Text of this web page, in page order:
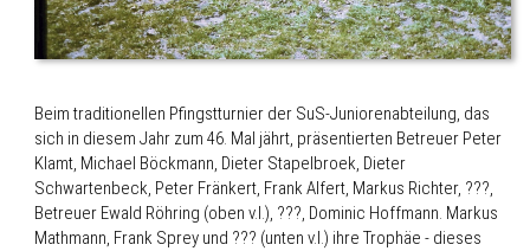
Beim traditionellen Pfingstturnier der SuS-Juniorenabteilung, das
sich in diesem Jahr zum 46. Mal jährt, präsentierten Betreuer Peter
Klamt, Michael Böckmann, Dieter Stapelbroek, Dieter
Schwartenbeck, Peter Fränkert, Frank Alfert, Markus Richter, ???,
Betreuer Ewald Röhring (oben v.l.), ???, Dominic Hoffmann. Markus
Mathmann, Frank Sprey und ??? (unten v.l.) ihre Trophäe - dieses